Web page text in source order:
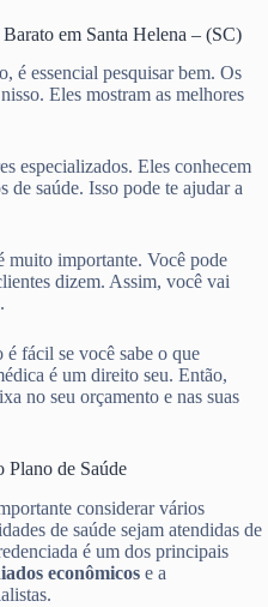
em Santa Helena – (SC)
é essencial pesquisar bem. Os
Eles mostram as melhores
especializados. Eles conhecem
de saúde. Isso pode te ajudar a
muito importante. Você pode
dizem. Assim, você vai
fácil se você sabe o que
é um direito seu. Então,
no seu orçamento e nas suas
Plano de Saúde
considerar vários
de saúde sejam atendidas de
é um dos principais
econômicos e a